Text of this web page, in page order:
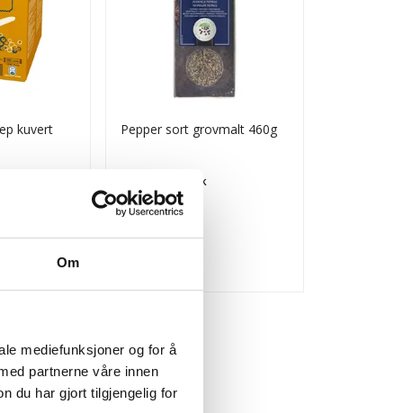
Om
mediefunksjoner og for å
partnerne våre innen
du har gjort tilgjengelig for
kuvert
Pepper sort grovmalt 460g
/stk
Bestillingsvare